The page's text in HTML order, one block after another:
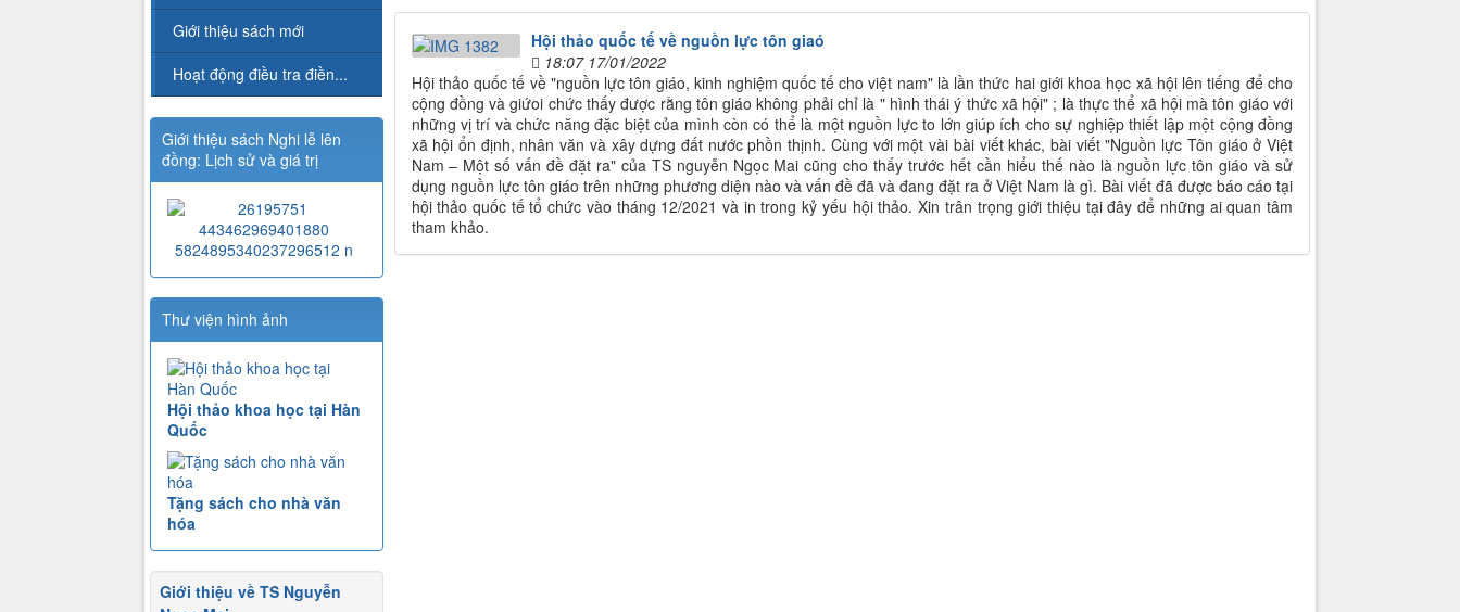
Hội thảo quốc tế về nguồn lực tôn giaó
18:07 17/01/2022
Hội thảo quốc tế về "nguồn lực tôn giáo, kinh nghiệm quốc tế cho việt nam" là lần thức hai giới khoa học xã hội lên tiếng để cho
cộng đồng và giứoi chức thấy được rằng tôn giáo không phải chỉ là " hình thái ý thức xã hội" ; là thực thể xã hội mà tôn giáo với
những vị trí và chức năng đặc biệt của mình còn có thể là một nguồn lực to lớn giúp ích cho sự nghiệp thiết lập một cộng đồng
xã hội ổn định, nhân văn và xây dựng đất nước phồn thịnh. Cùng với một vài bài viết khác, bài viết "Nguồn lực Tôn giáo ở Việt
Nam – Một số vấn đề đặt ra" của TS nguyễn Ngọc Mai cũng cho thấy trước hết cần hiểu thế nào là nguồn lực tôn giáo và sử
dụng nguồn lực tôn giáo trên những phương diện nào và vấn đề đã và đang đặt ra ở Việt Nam là gì. Bài viết đã được báo cáo tại
hội thảo quốc tế tổ chức vào tháng 12/2021 và in trong kỷ yếu hội thảo. Xin trân trọng giới thiệu tại đây để những ai quan tâm
tham khảo.
Giới thiệu sách mới
Hoạt động điều tra điền...
Giới thiệu sách Nghi lễ lên
đồng: Lịch sử và giá trị
Thư viện hình ảnh
Hội thảo khoa học tại Hàn
Quốc
Tặng sách cho nhà văn
hóa
Giới thiệu về TS Nguyễn